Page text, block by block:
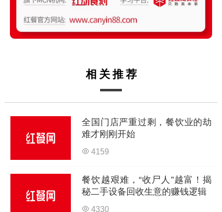
相关推荐
全国门店严重过剩，餐饮业的劫
难才刚刚开始
4159
餐饮越艰难，“收尸人”越富！揭
秘二手设备回收生意的赚钱逻辑
4330